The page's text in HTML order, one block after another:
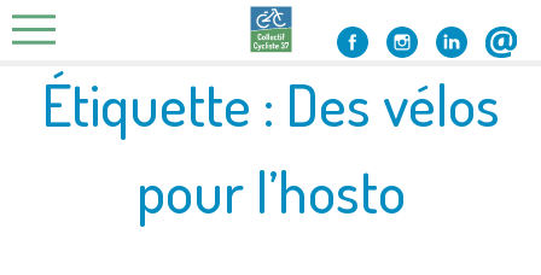
Skip
to
contentÉtiquette : Des vélos
pour l’hosto